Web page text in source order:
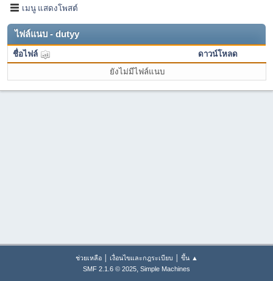
เมนู แสดงโพสต์
ไฟล์แนบ - dutyy
ชื่อไฟล์
ดาวน์โหลด
ยังไม่มีไฟล์แนบ
ช่วยเหลือ| เงื่อนไขและกฎระเบียบ | ขึ้น ▲
SMF 2.1.6 © 2025, Simple Machines